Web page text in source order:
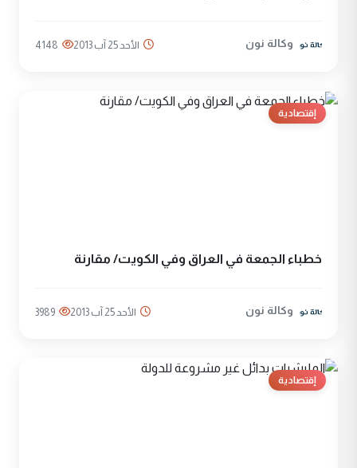
وكالة نون الأحد 25 آب 2013 4148
إقتصادية
خطباء الجمعة في العراق وفي الكويت/ مقارنة
وكالة نون الأحد 25 آب 2013 3989
إقتصادية